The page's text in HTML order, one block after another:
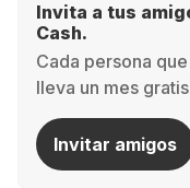
Invita a tus
Cash.
Cada persona
lleva un mes
Invitar amigos